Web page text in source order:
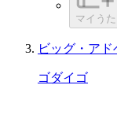
マイうた
ビッグ・ア
ゴダイゴ